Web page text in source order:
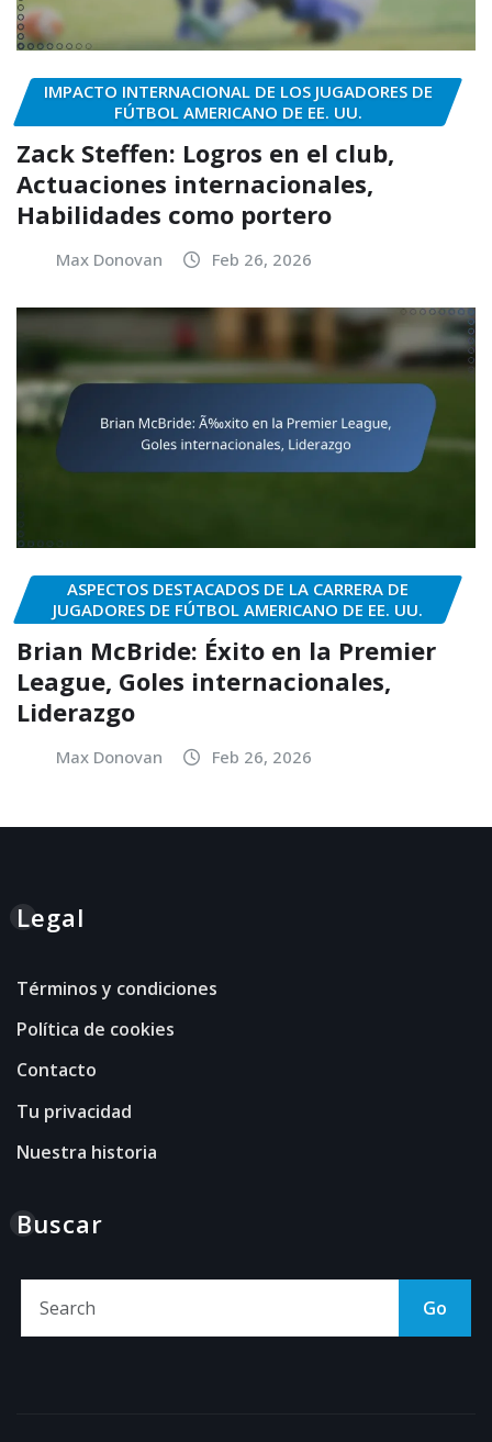
IMPACTO INTERNACIONAL DE LOS JUGADORES DE
FÚTBOL AMERICANO DE EE. UU.
Zack Steffen: Logros en el club,
Actuaciones internacionales,
Habilidades como portero
Max Donovan Feb 26, 2026
ASPECTOS DESTACADOS DE LA CARRERA DE
JUGADORES DE FÚTBOL AMERICANO DE EE. UU.
Brian McBride: Éxito en la Premier
League, Goles internacionales,
Liderazgo
Max Donovan Feb 26, 2026
Legal
Términos y condiciones
Política de cookies
Contacto
Tu privacidad
Nuestra historia
Buscar
Go